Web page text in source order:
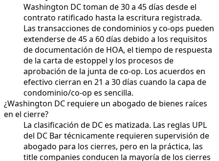
Washington DC toman de 30 a 45 días desde el
contrato ratificado hasta la escritura registrada.
Las transacciones de condominios y co-ops pueden
extenderse de 45 a 60 días debido a los requisitos
de documentación de HOA, el tiempo de respuesta
de la carta de estoppel y los procesos de
aprobación de la junta de co-op. Los acuerdos en
efectivo cierran en 21 a 30 días cuando la capa de
condominio/co-op es sencilla.
¿Washington DC requiere un abogado de bienes raíces
en el cierre?
La clasificación de DC es matizada. Las reglas UPL
del DC Bar técnicamente requieren supervisión de
abogado para los cierres, pero en la práctica, las
title companies conducen la mayoría de los cierres